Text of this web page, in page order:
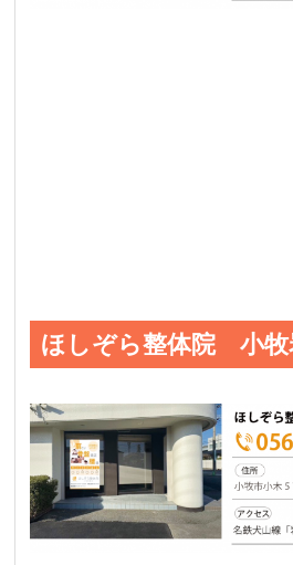
ほしぞら整体院 小牧